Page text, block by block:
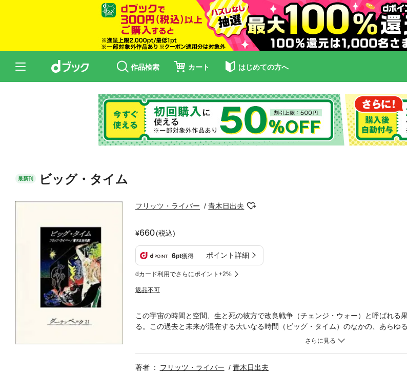
作品検索 カート はじめての方へ
最新刊 ビッグ・タイム
フリッツ・ライバー 青木日出夫
660(税込)
6pt獲得 ポイント詳細
dカード利用でさらにポイント+2%
返品不可
この宇宙の時間と空間、生と死の彼方で改良戦争（チェンジ・ウォー）と呼ばれる
る。この過去と未来が混在する大いなる時間（ビッグ・タイム）のなかの、あらゆ
ス）では、窮極の勝利などはない。スパイダ一軍のグレタは、この戦いに傷ついた
し、原子爆弾の爆発まで30分と迫る。壮大な歴史観を展開し、1958年度ヒューゴー
著者 フリッツ・ライバー
青木日出夫